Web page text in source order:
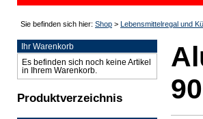
Sie befinden sich hier: Shop > Lebensmittelregal und
Ihr Warenkorb
Es befinden sich noch keine Artikel
in Ihrem Warenkorb.
Produktverzeichnis